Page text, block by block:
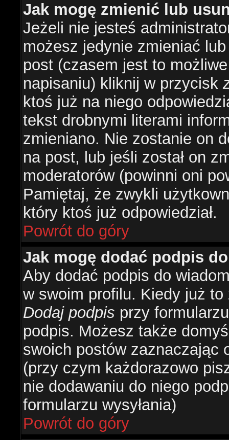
Jak mogę zmienić lub
Jeżeli nie jesteś
możesz jedynie zmieniać
post (czasem jest to
napisaniu) kliknij w przycisk
ktoś już na niego
tekst drobnymi literami
zmieniano. Nie zostanie on
na post, lub jeśli został on
moderatorów (powinni oni
Pamiętaj, że zwykli
który ktoś już odpowiedział.
Powrót do góry
Jak mogę dodać podpis
Aby dodać podpis do
w swoim profilu. Kiedy już
Dodaj podpis przy
podpis. Możesz także
swoich postów zaznaczając
(przy czym każdorazowo
nie dodawaniu do niego
formularzu wysyłania)
Powrót do góry